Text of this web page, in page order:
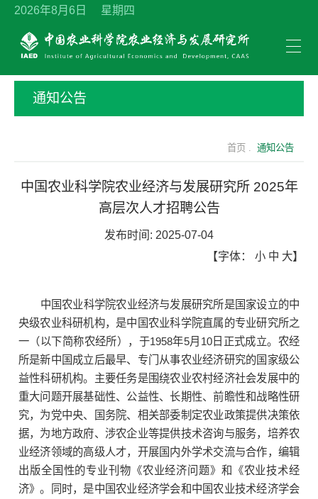
2026年8月6日 星期四
通知公告
首页 . 通知公告
中国农业科学院农业经济与发展研究所 2025年
高层次人才招聘公告
发布时间: 2025-07-04
【字体： 小 中 大】
中国农业科学院农业经济与发展研究所是国家设立的中
央级农业科研机构，是中国农业科学院直属的专业研究所之
一（以下简称农经所），于1958年5月10日正式成立。农经
所是新中国成立后最早、专门从事农业经济研究的国家级公
益性科研机构。主要任务是围绕农业农村经济社会发展中的
重大问题开展基础性、公益性、长期性、前瞻性和战略性研
究，为党中央、国务院、相关部委制定农业政策提供决策依
据，为地方政府、涉农企业等提供技术咨询与服务，培养农
业经济领域的高级人才，开展国内外学术交流与合作，编辑
出版全国性的专业刊物《农业经济问题》和《农业技术经
济》。同时，是中国农业经济学会和中国农业技术经济学会